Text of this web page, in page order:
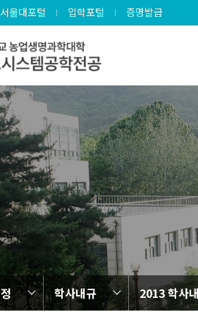
서울대포털 입학포털 증명발급
학사내규 2013 학사